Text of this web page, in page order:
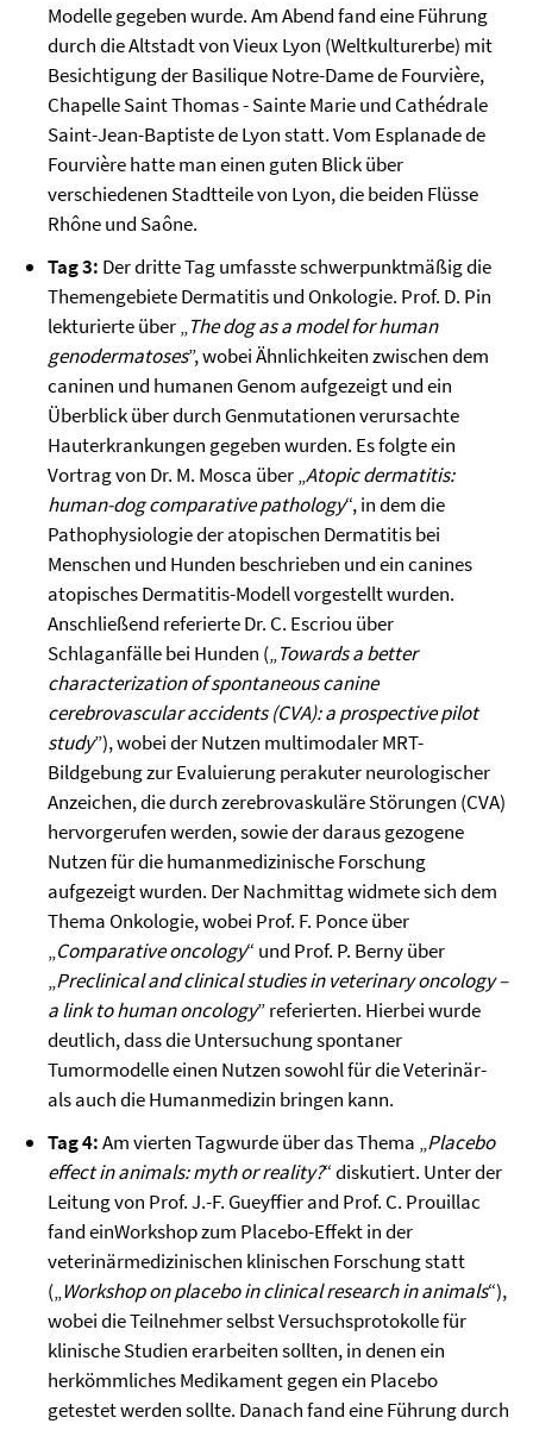
Modelle gegeben wurde. Am Abend fand eine Führung
durch die Altstadt von Vieux Lyon (Weltkulturerbe) mit
Besichtigung der Basilique Notre-Dame de Fourvière,
Chapelle Saint Thomas - Sainte Marie und Cathédrale
Saint-Jean-Baptiste de Lyon statt. Vom Esplanade de
Fourvière hatte man einen guten Blick über
verschiedenen Stadtteile von Lyon, die beiden Flüsse
Rhône und Saône.
Tag 3: Der dritte Tag umfasste schwerpunktmäßig die
Themengebiete Dermatitis und Onkologie. Prof. D. Pin
lekturierte über „The dog as a model for human
genodermatoses”, wobei Ähnlichkeiten zwischen dem
caninen und humanen Genom aufgezeigt und ein
Überblick über durch Genmutationen verursachte
Hauterkrankungen gegeben wurden. Es folgte ein
Vortrag von Dr. M. Mosca über „Atopic dermatitis:
human-dog comparative pathology“, in dem die
Pathophysiologie der atopischen Dermatitis bei
Menschen und Hunden beschrieben und ein canines
atopisches Dermatitis-Modell vorgestellt wurden.
Anschließend referierte Dr. C. Escriou über
Schlaganfälle bei Hunden („Towards a better
characterization of spontaneous canine
cerebrovascular accidents (CVA): a prospective pilot
study”), wobei der Nutzen multimodaler MRT-
Bildgebung zur Evaluierung perakuter neurologischer
Anzeichen, die durch zerebrovaskuläre Störungen (CVA)
hervorgerufen werden, sowie der daraus gezogene
Nutzen für die humanmedizinische Forschung
aufgezeigt wurden. Der Nachmittag widmete sich dem
Thema Onkologie, wobei Prof. F. Ponce über
„Comparative oncology“ und Prof. P. Berny über
„Preclinical and clinical studies in veterinary oncology –
a link to human oncology” referierten. Hierbei wurde
deutlich, dass die Untersuchung spontaner
Tumormodelle einen Nutzen sowohl für die Veterinär-
als auch die Humanmedizin bringen kann.
Tag 4:Am vierten Tagwurde über das Thema „Placebo
effect in animals: myth or reality?“ diskutiert. Unter der
Leitung von Prof. J.-F. Gueyffier and Prof. C. Prouillac
fand einWorkshop zum Placebo-Effekt in der
veterinärmedizinischen klinischen Forschung statt
(„Workshop on placebo in clinical research in animals“),
wobei die Teilnehmer selbst Versuchsprotokolle für
klinische Studien erarbeiten sollten, in denen ein
herkömmliches Medikament gegen ein Placebo
getestet werden sollte. Danach fand eine Führung durch